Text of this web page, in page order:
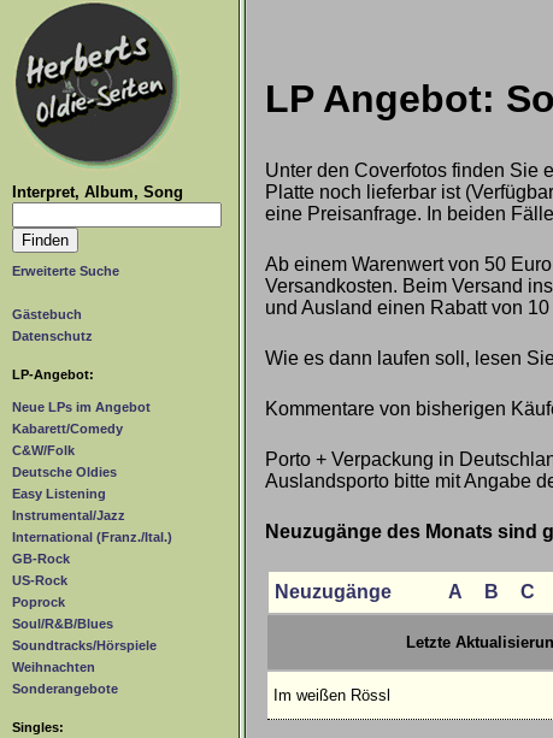
Interpret, Album, Song
Erweiterte Suche
Gästebuch
Datenschutz
LP-Angebot:
Neue LPs im Angebot
Kabarett/Comedy
C&W/Folk
Deutsche Oldies
Easy Listening
Instrumental/Jazz
International (Franz./Ital.)
GB-Rock
US-Rock
Poprock
Soul/R&B/Blues
Soundtracks/Hörspiele
Weihnachten
Sonderangebote
Singles:
LP Angebot:
Unter den Coverfotos finden Sie
Platte noch lieferbar ist
eine Preisanfrage. In beiden
Ab einem Warenwert von 50
Versandkosten. Beim Versand
und Ausland einen Rabatt von
Wie es dann laufen soll, lesen
Kommentare von bisherigen
Porto + Verpackung in
Auslandsporto bitte mit Angabe
Neuzugänge des Monats sind
Neuzugänge A B C
Letzte
Im weißen Rössl